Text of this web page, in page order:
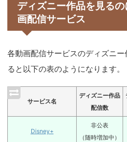
ディズニー作品を見る
画配信サービス
各動画配信サービスのディズニ
ると以下の表のようになります。
サービス名
ディズニー作品
配信数
Disney+
非公表
（随時増加中）